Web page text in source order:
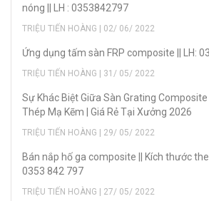
nóng || LH : 0353842797
TRIỆU TIẾN HOÀNG | 02/ 06/ 2022
Ứng dụng tấm sàn FRP composite || LH:
TRIỆU TIẾN HOÀNG | 31/ 05/ 2022
Sự Khác Biệt Giữa Sàn Grating Composite
Thép Mạ Kẽm | Giá Rẻ Tại Xưởng 2026
TRIỆU TIẾN HOÀNG | 29/ 05/ 2022
Bán nắp hố ga composite || Kích thước
0353 842 797
TRIỆU TIẾN HOÀNG | 27/ 05/ 2022